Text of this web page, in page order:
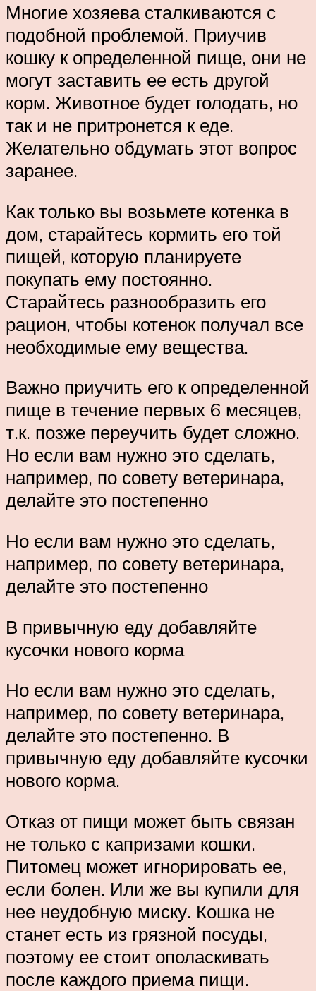
Многие хозяева сталкиваются с
подобной проблемой. Приучив
кошку к определенной пище, они не
могут заставить ее есть другой
корм. Животное будет голодать, но
так и не притронется к еде.
Желательно обдумать этот вопрос
заранее.
Как только вы возьмете котенка в
дом, старайтесь кормить его той
пищей, которую планируете
покупать ему постоянно.
Старайтесь разнообразить его
рацион, чтобы котенок получал все
необходимые ему вещества.
Важно приучить его к определенной
пище в течение первых 6 месяцев,
т.к. позже переучить будет сложно.
Но если вам нужно это сделать,
например, по совету ветеринара,
делайте это постепенно
Но если вам нужно это сделать,
например, по совету ветеринара,
делайте это постепенно
В привычную еду добавляйте
кусочки нового корма
Но если вам нужно это сделать,
например, по совету ветеринара,
делайте это постепенно. В
привычную еду добавляйте кусочки
нового корма.
Отказ от пищи может быть связан
не только с капризами кошки.
Питомец может игнорировать ее,
если болен. Или же вы купили для
нее неудобную миску. Кошка не
станет есть из грязной посуды,
поэтому ее стоит ополаскивать
после каждого приема пищи.